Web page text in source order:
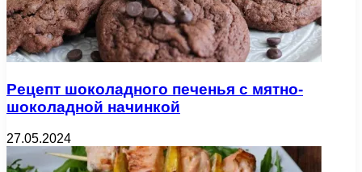
Рецепт шоколадного печенья с мятно-
шоколадной начинкой
27.05.2024